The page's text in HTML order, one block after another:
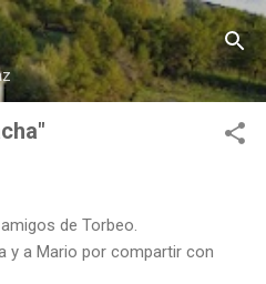
principal
de Torbeo.
y a Mario por compartir con